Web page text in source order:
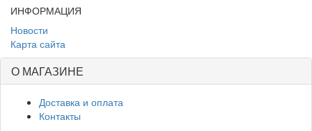
ИНФОРМАЦИЯ
Новости
Карта сайта
О МАГАЗИНЕ
Доставка и оплата
Контакты